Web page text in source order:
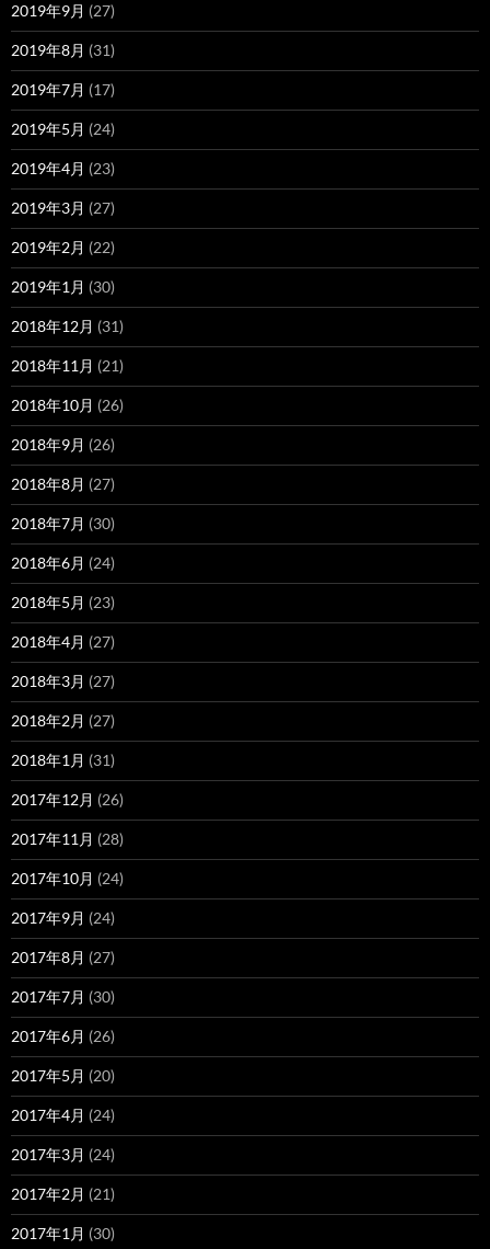
2019年9月 (27)
2019年8月 (31)
2019年7月 (17)
2019年5月 (24)
2019年4月 (23)
2019年3月 (27)
2019年2月 (22)
2019年1月 (30)
2018年12月 (31)
2018年11月 (21)
2018年10月 (26)
2018年9月 (26)
2018年8月 (27)
2018年7月 (30)
2018年6月 (24)
2018年5月 (23)
2018年4月 (27)
2018年3月 (27)
2018年2月 (27)
2018年1月 (31)
2017年12月 (26)
2017年11月 (28)
2017年10月 (24)
2017年9月 (24)
2017年8月 (27)
2017年7月 (30)
2017年6月 (26)
2017年5月 (20)
2017年4月 (24)
2017年3月 (24)
2017年2月 (21)
2017年1月 (30)